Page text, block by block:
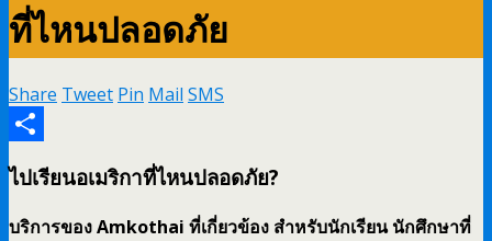
ที่ไหนปลอดภัย
Share Tweet Pin Mail SMS
ไปเรียนอเมริกาที่ไหนปลอดภัย?
บริการของ Amkothai ที่เกี่ยวข้อง สำหรับนักเรียน นักศึกษาที่